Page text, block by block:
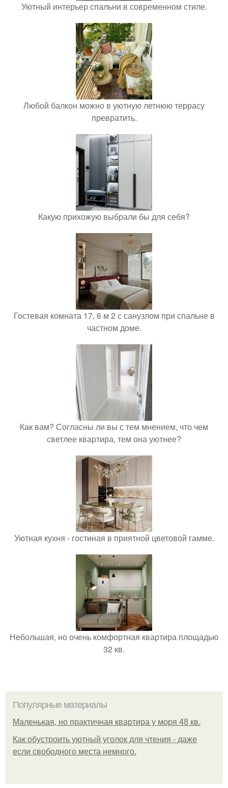
Уютный интерьер спальни в современном стиле.
Любой балкон можно в уютную летнюю террасу
превратить.
Какую прихожую выбрали бы для себя?
Гостевая комната 17, 6 м 2 с санузлом при спальне в
частном доме.
Как вам? Согласны ли вы с тем мнением, что чем
светлее квартира, тем она уютнее?
Уютная кухня - гостиная в приятной цветовой гамме.
Небольшая, но очень комфортная квартира площадью
32 кв.
Популярные материалы
Маленькая, но практичная квартира у моря 48 кв.
Как обустроить уютный уголок для чтения - даже
если свободного места немного.